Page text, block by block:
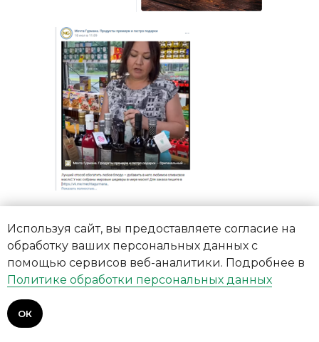
Используя сайт, вы предоставляете согласие на
обработку ваших персональных данных с
помощью сервисов веб-аналитики. Подробнее в
Политике обработки персональных данных
ОК